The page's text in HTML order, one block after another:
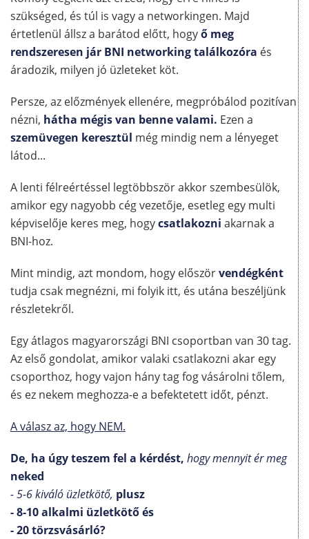
szükséged, és túl is vagy a networkingen. Majd
értetlenül állsz a barátod előtt, hogyő meg
rendszeresen jár BNI networking találkozóra és
áradozik, milyen jó üzleteket köt.
Persze, az előzmények ellenére, megpróbálod pozitívan
nézni, hátha mégis van benne valami. Ezen a
szemüvegen keresztül még mindig nem a lényeget
látod...
A lenti félreértéssel legtöbbször akkor szembesülök,
amikor egy nagyobb cég vezetője, esetleg egy multi
képviselője keres meg, hogycsatlakozni akarnak a
BNI-hoz.
Mint mindig, azt mondom, hogy előszörvendégként
tudja csak megnézni, mi folyik itt, és utána beszéljünk
részletekről.
Egy átlagos magyarországi BNI csoportban van 30 tag.
Az első gondolat, amikor valaki csatlakozni akar egy
csoporthoz, hogy vajon hány tag fog vásárolni tőlem,
és ez nekem meghozza-e a befektetett időt, pénzt.
A válasz az, hogy NEM.
De, ha úgy teszem fel a kérdést, hogy mennyit ér meg
neked
- 5-6 kiváló üzletkötő, plusz
- 8-10 alkalmi üzletkötő és
- 20 törzsvásárló?